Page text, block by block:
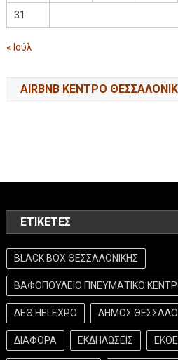
31
« Ιούλ
AIRBNB ΚΕΝΤΡΟ
ΕΤΙΚΈΤΕΣ
BLACK BOX ΘΕΣΣΑΛΟΝΙΚΗΣ
ΒΑΦΟΠΟΥΛΕΙΟ ΠΝΕΥΜΑΤΙΚΟ
ΔΕΘ HELEXPO ΔΗΜΟΣ
ΔΙΑΦΟΡΑ ΕΚΔΗΛΩΣΕΙΣ